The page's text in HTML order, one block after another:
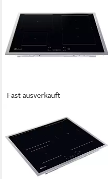
Fast ausverkauft
Elektro-Kochfeld
869991592400
Edelstahlrahmen Rahmen
464,99 €
mtl. in 36 Raten